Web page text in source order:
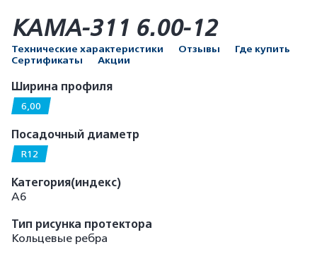
КАМА-311 6.00-12
Технические характеристики Отзывы
Где купить
Сертификаты
Акции
Ширина профиля
6,00
Посадочный диаметр
R12
Категория(индекс)
А6
Тип рисунка протектора
Кольцевые ребра